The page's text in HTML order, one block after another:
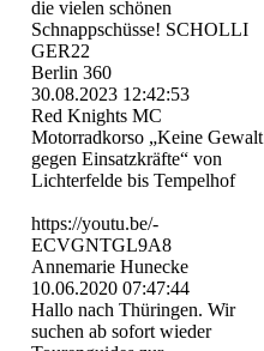
die vielen schönen
Schnappschüsse! SCHOLLI
GER22
Berlin 360
30.08.2023 12:42:53
Red Knights MC
Motorradkorso „Keine Gewalt
gegen Einsatzkräfte“ von
Lichterfelde bis Tempelhof
https:­//­youtu.­be/­
ECVGNTGL9A8
Annemarie Hunecke
10.06.2020 07:47:44
Hallo nach Thüringen. Wir
suchen ab sofort wieder